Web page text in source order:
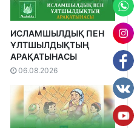
ИСЛАМШЫЛДЫҚ ПЕН
ҰЛТШЫЛДЫҚТЫҢ
АРАҚАТЫНАСЫ
06.08.2026